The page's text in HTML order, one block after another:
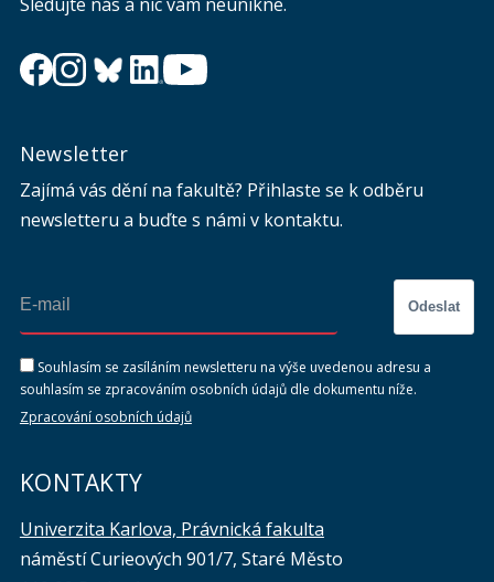
Newsletter
Zajímá vás dění na fakultě? Přihlaste se k odběru
newsletteru a buďte s námi v kontaktu.
Odeslat
Souhlasím se zasíláním newsletteru na výše uvedenou adresu a
souhlasím se zpracováním osobních údajů dle dokumentu níže.
Zpracování osobních údajů
KONTAKTY
Univerzita Karlova, Právnická fakulta
náměstí Curieových 901/7, Staré Město